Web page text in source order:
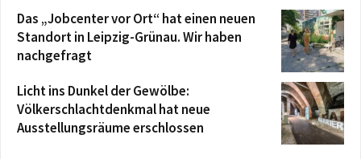
Das „Jobcenter vor Ort“ hat einen neuen
Standort in Leipzig-Grünau. Wir haben
nachgefragt
Licht ins Dunkel der Gewölbe:
Völkerschlachtdenkmal hat neue
Ausstellungsräume erschlossen